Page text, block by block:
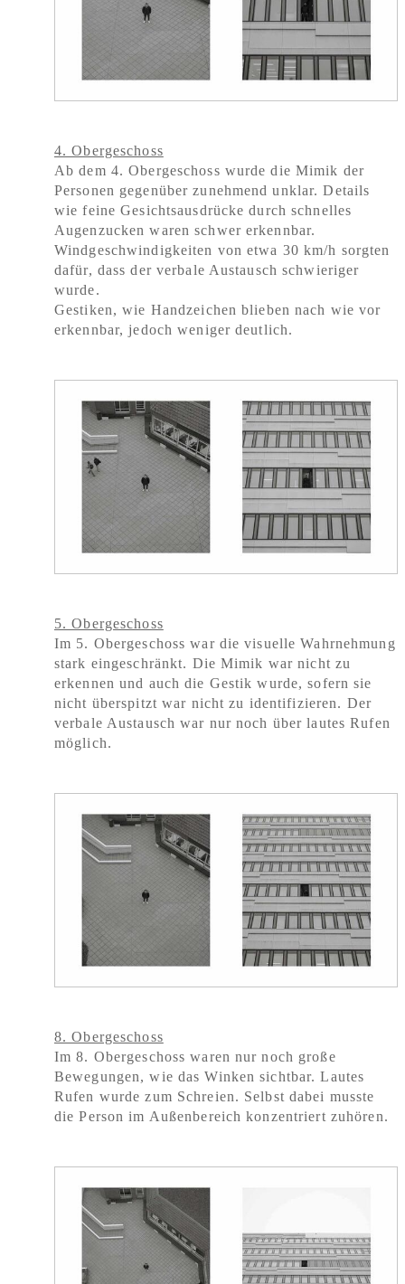
4. Obergeschoss
Ab dem 4. Obergeschoss wurde die Mimik der
Personen gegenüber zunehmend unklar. Details
wie feine Gesichtsausdrücke durch schnelles
Augenzuckenwaren schwer erkennbar.
Windgeschwindigkeiten von etwa 30 km/h sorgten
dafür, dass der verbale Austausch schwieriger
wurde.
Gestiken, wie Handzeichen blieben nach wie vor
erkennbar, jedoch weniger deutlich.
5. Obergeschoss
Im 5. Obergeschoss war die visuelle Wahrnehmung
stark eingeschränkt. Die Mimik war nicht zu
erkennen und auch die Gestik wurde, sofern sie
nicht überspitzt war nicht zu identifizieren. Der
verbale Austausch war nur noch über lautes Rufen
möglich.
8. Obergeschoss
Im 8. Obergeschoss waren nur noch große
Bewegungen, wie das Winken sichtbar. Lautes
Rufen wurde zum Schreien. Selbst dabei musste
die Person im Außenbereich konzentriert zuhören.